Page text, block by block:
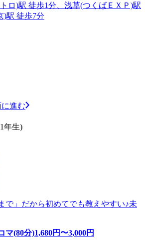
ロ)駅 徒歩1分、浅草(つくばＥＸＰ)駅
)駅 徒歩7分
進む
年生)
で」だから初めてでも教えやすい♪未
マ(80分)1,680円〜3,000円